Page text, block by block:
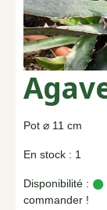
Pot ⌀ 11 cm
En stock : 1
Disponibilité :
commander !